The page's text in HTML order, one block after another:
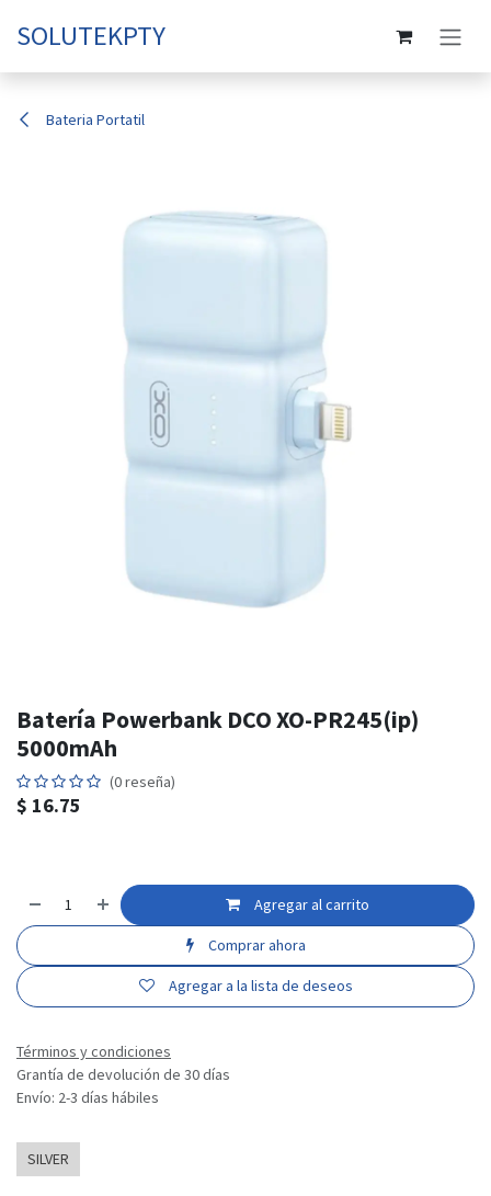
SOLUTEKPTY
Bateria Portatil
Batería Powerbank DCO XO-PR245(ip)
5000mAh
(0 reseña)
$ 16.75
Agregar al carrito
Comprar ahora
Agregar a la lista de deseos
Términos y condiciones
Grantía de devolución de 30 días
Envío: 2-3 días hábiles
SILVER